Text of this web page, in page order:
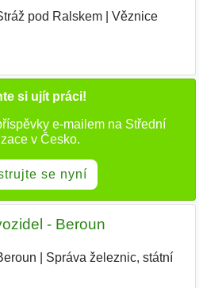
pod Ralskem|
Věznice
si ujít práci!
e-mailem na Střední
v Česko.
se nyní
- Beroun
Správa železnic, státní